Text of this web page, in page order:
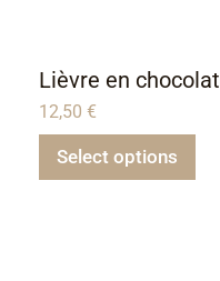
Lièvre en chocolat
12,50 €
Select options